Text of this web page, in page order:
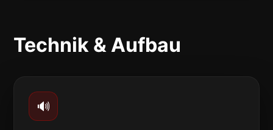
Technik & Aufbau
🔊